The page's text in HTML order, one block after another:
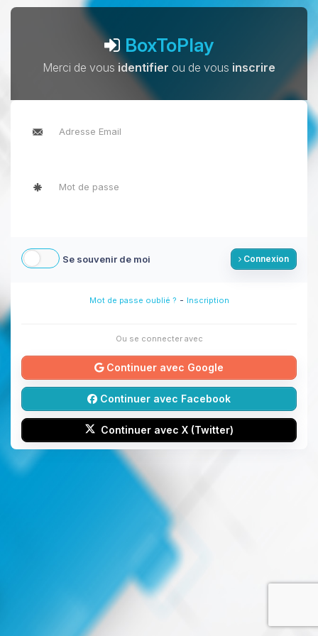
BoxToPlay
Merci de vous identifier ou de vous inscrire
Se souvenir de moi Connexion
Mot de passe oublié ? - Inscription
Ou se connecter avec
Continuer avec Google
Continuer avec Facebook
Continuer avec X (Twitter)